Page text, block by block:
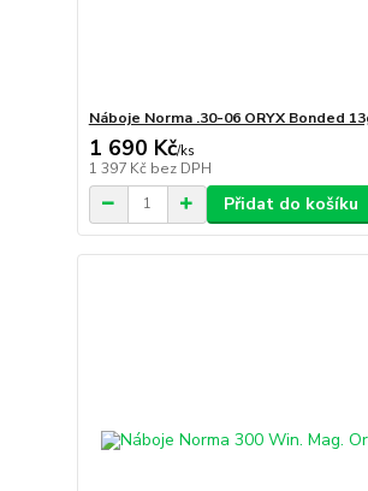
Náboje Norma .30-06 ORYX Bonded
1 690 Kč/ks
1 397 Kč bez DPH
Přidat do košíku